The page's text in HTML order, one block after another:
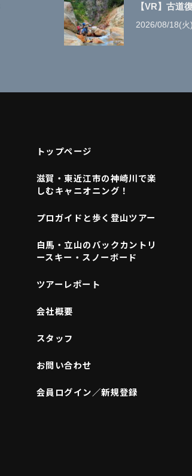
【VR】古
2026/08/18(
トップページ
滋賀・東近江市の神崎川で楽
しむキャニオニング！
プロガイドと歩く登山ツアー
白馬・立山のバックカントリ
ースキー・スノーボード
ツアーレポート
会社概要
スタッフ
お問い合わせ
会員ログイン／新規登録